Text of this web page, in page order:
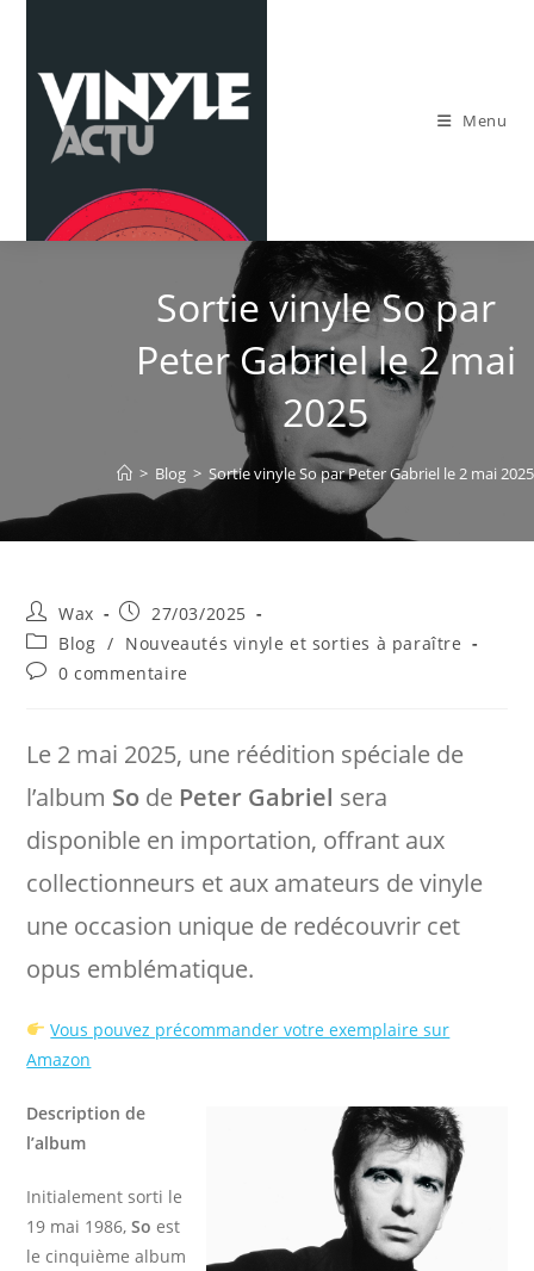
content
Menu
Sortie vinyle So par
Peter Gabriel le 2 mai
2025
> Blog > Sortie vinyle So par Peter Gabriel le 2 mai 2025
Auteur/autrice
de
la
publication :
Wax
Publication
publiée :
27/03/2025
Post
category:
Blog / Nouveautés vinyle et sorties à paraître
Commentaires
0 commentaire
Le 2 mai 2025, une réédition spéciale de
l’album So de Peter Gabriel sera
disponible en importation, offrant aux
collectionneurs et aux amateurs de vinyle
une occasion unique de redécouvrir cet
opus emblématique.​
Vous pouvez précommander votre exemplaire sur
Amazon
Description de
l’album
Initialement sorti le
19 mai 1986,So est
le cinquième album